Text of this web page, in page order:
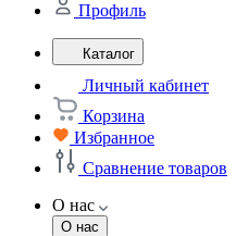
Профиль
Каталог
Личный кабинет
Корзина
Избранное
Сравнение товаров
О нас
О нас